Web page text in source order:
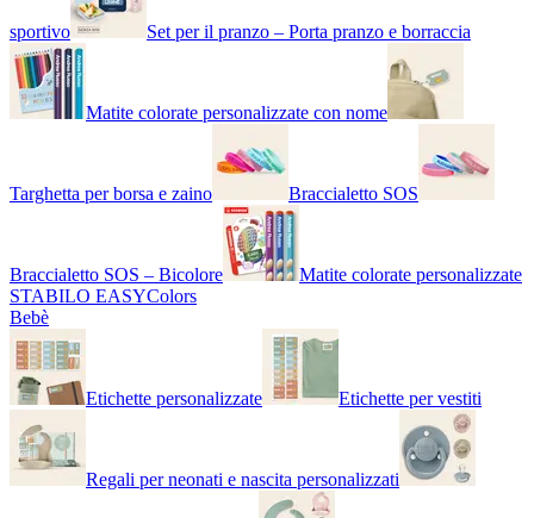
sportivo Set per il pranzo – Porta pranzo e borraccia
Matite colorate personalizzate con nome
Targhetta per borsa e zaino Braccialetto SOS
Braccialetto SOS – Bicolore
Matite colorate personalizzate
STABILO EASYColors
Bebè
Etichette personalizzate Etichette per vestiti
Regali per neonati e nascita personalizzati